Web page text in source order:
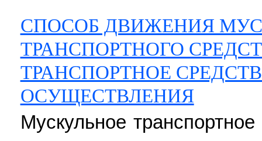
СПОСОБ ДВИЖЕНИЯ
ТРАНСПОРТНОГО
ТРАНСПОРТНОЕ
ОСУЩЕСТВЛЕНИЯ
Мускульное